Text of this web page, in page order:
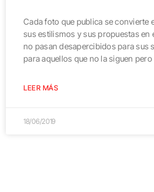
Cada foto que publica se convierte
sus estilismos y sus propuestas en
no pasan desapercibidos para sus
para aquellos que no la siguen
LEER MÁS
18/06/2019